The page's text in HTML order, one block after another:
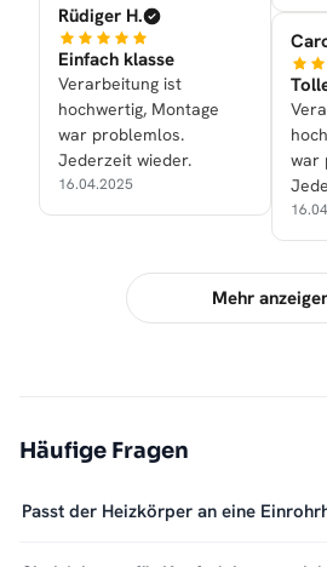
Rüdiger H.
Einfach klasse
Verarbeitung ist
hochwertig, Montage
war problemlos.
Jederzeit wieder.
16.04.2025
war
Mehr
Häufige Fragen
Passt der Heizkörper an eine